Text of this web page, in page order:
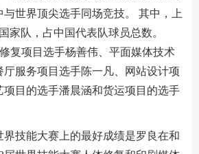
与世界顶尖选手同场竞技。 其中，上
家队，占中国代表队球员总数。
复项目选手杨善伟、平面媒体技术
服务项目选手陈一凡、网站设计项
项目的选手潘晨涵和货运项目的选手
界技能大赛上的最好成绩是罗良在和